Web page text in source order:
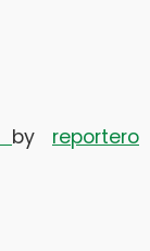
by reportero